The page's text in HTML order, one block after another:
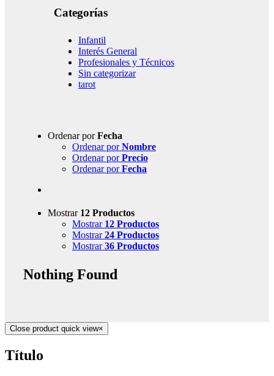
Categorías
Infantil
Interés General
Profesionales y Técnicos
Sin categorizar
tarot
Ordenar porFecha
Ordenar porNombre
Ordenar porPrecio
Ordenar porFecha
Mostrar 12 Productos
Mostrar 12 Productos
Mostrar24 Productos
Mostrar36 Productos
Nothing Found
Close product quick view×
Título